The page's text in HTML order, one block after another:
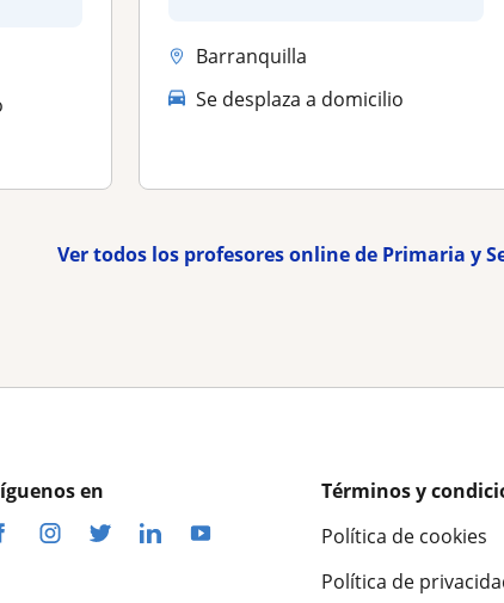
Barranquilla
Se desplaza a domicilio
Ver todos los profesores online de Primaria y
en
Términos y
Política de cookies
Política de